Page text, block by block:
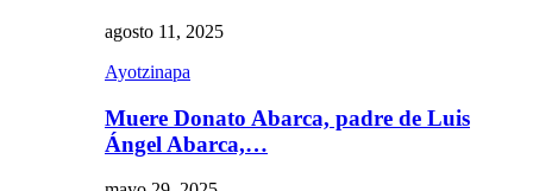
agosto 11, 2025
Ayotzinapa
Muere Donato Abarca, padre de Luis
Ángel Abarca,…